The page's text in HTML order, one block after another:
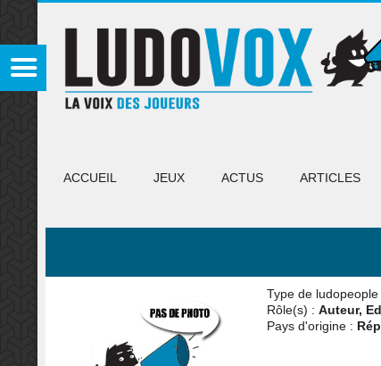
ACCUEIL JEUX ACTUS ARTICLES
Type de ludopeople
Rôle(s) : Auteur,
Pays d'origine :